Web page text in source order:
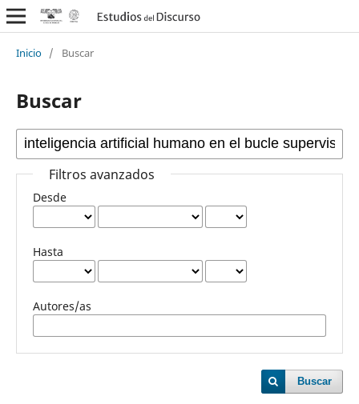
Inicio / Buscar
Buscar
Filtros avanzados
Desde
Hasta
Autores/as
Buscar